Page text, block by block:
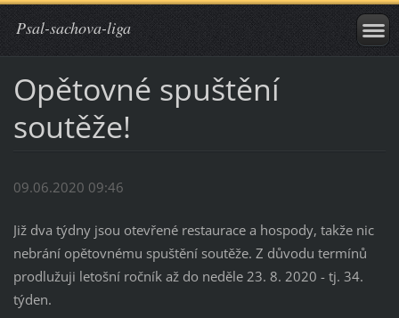
Psal-sachova-liga
Opětovné spuštění
soutěže!
09.06.2020 09:46
Již dva týdny jsou otevřené restaurace a hospody, takže nic
nebrání opětovnému spuštění soutěže. Z důvodu termínů
prodlužuji letošní ročník až do neděle 23. 8. 2020 - tj. 34.
týden.